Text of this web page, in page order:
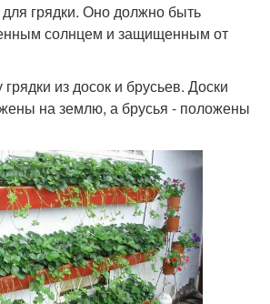
грядки. Оно должно быть
солнцем и защищенным от
из досок и брусьев. Доски
на землю, а брусья - положены